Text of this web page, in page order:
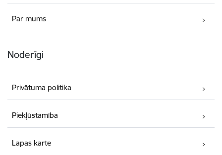
Par mums
Noderīgi
Privātuma politika
Piekļūstamība
Lapas karte